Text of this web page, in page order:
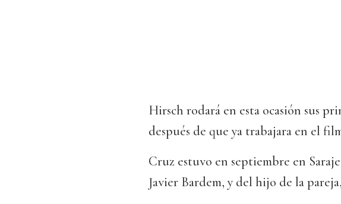
Hirsch rodará en esta ocasión sus
después de que ya trabajara en el
Cruz estuvo en septiembre en
Javier Bardem, y del hijo de la